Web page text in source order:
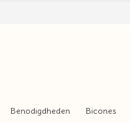
Benodigdheden Bicones